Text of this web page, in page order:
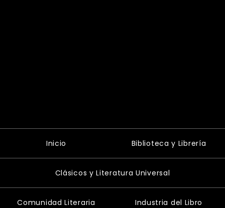
Inicio Biblioteca y Librería
Clásicos y Literatura Universal
Comunidad Literaria Industria del Libro